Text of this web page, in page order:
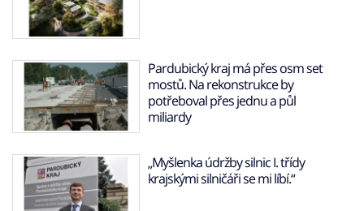
Pardubický kraj má přes osm set
mostů. Na rekonstrukce by
potřeboval přes jednu a půl
miliardy
„Myšlenka údržby silnic I. třídy
krajskými silničáři se mi líbí.“